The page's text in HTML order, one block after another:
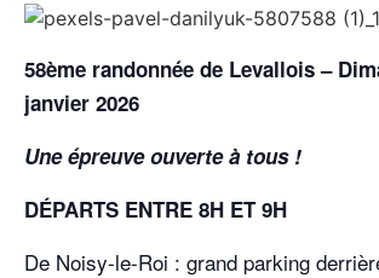
58ème randonnée de Levallois –
janvier 2026
Une épreuve ouverte à tous !
DÉPARTS ENTRE 8H ET 9H
De Noisy-le-Roi : grand parking